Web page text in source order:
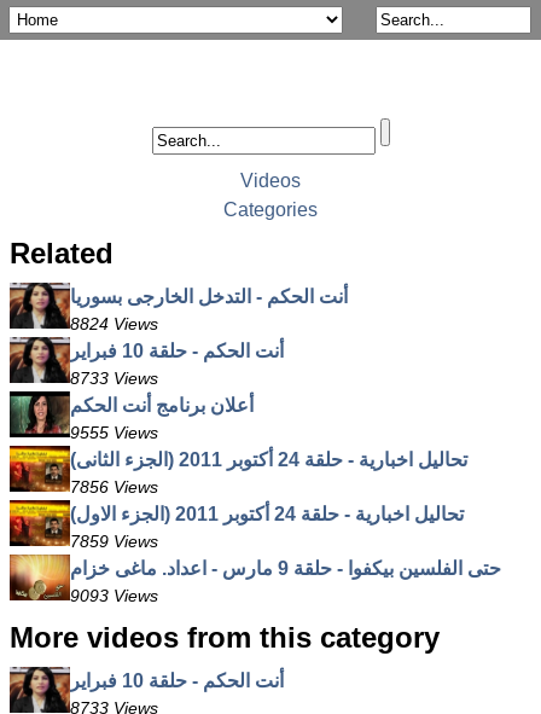
Videos
Categories
Related
أنت الحكم - التدخل الخارجى بسوريا
8824 Views
أنت الحكم - حلقة 10 فبراير
8733 Views
أعلان برنامج أنت الحكم
9555 Views
تحاليل اخبارية - حلقة 24 أكتوبر 2011 (الجزء الثانى)
7856 Views
تحاليل اخبارية - حلقة 24 أكتوبر 2011 (الجزء الاول)
7859 Views
حتى الفلسين بيكفوا - حلقة 9 مارس - اعداد. ماغى خزام
9093 Views
More videos from this category
أنت الحكم - حلقة 10 فبراير
8733 Views